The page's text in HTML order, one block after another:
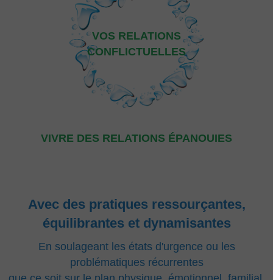
VOS RELATIONS
CONFLICTUELLES
VIVRE DES RELATIONS ÉPANOUIES
Avec des pratiques ressourçantes,
équilibrantes et dynamisantes
En soulageant les états d'urgence ou les
problématiques récurrentes